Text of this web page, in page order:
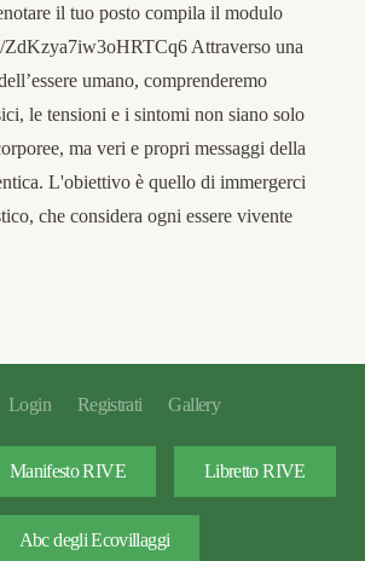
il tuo posto compila il modulo
ZdKzya7iw3oHRTCq6 Attraverso una
umano, comprenderemo
le tensioni e i sintomi non siano solo
ma veri e propri messaggi della
L'obiettivo è quello di immergerci
che considera ogni essere vivente
Login Registrati Gallery
Manifesto RIVE Libretto RIVE
Abc degli Ecovillaggi